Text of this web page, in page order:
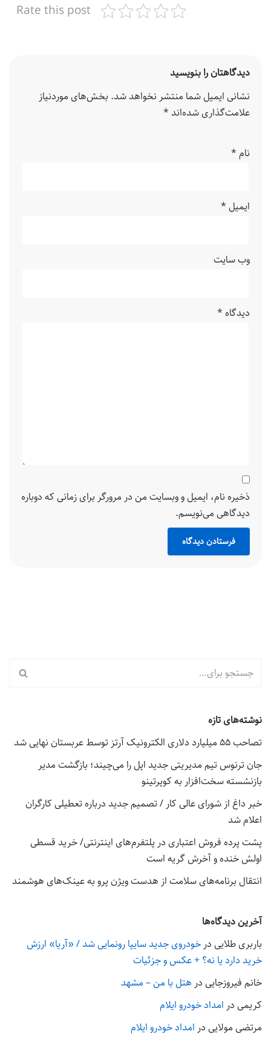
Rate this post
دیدگاهتان را بنویسید
نشانی ایمیل شما منتشر نخواهد شد. بخش‌های موردنیاز
علامت‌گذاری شده‌اند *
نام *
ایمیل *
وب‌ سایت
دیدگاه *
ذخیره نام، ایمیل و وبسایت من در مرورگر برای زمانی که دوباره
دیدگاهی می‌نویسم.
نوشته‌های تازه
تصاحب ۵۵ میلیارد دلاری الکترونیک آرتز توسط عربستان نهایی شد
جان ترنوس تیم مدیریتی جدید اپل را می‌چیند؛ بازگشت مدیر
بازنشسته سخت‌افزار به کوپرتینو
خبر داغ از شورای عالی کار / تصمیم جدید درباره تعطیلی کارگران
اعلام شد
پشت پرده فروش اعتباری در پلتفرم‌های اینترنتی/ خرید قسطی
اولش خنده و آخرش گریه است
انتقال برنامه‌های سلامت از هدست ویژن پرو به عینک‌های هوشمند
آخرین دیدگاه‌ها
باربری طلایی در خودروی جدید سایپا رونمایی شد / «آریا» ارزش
خرید دارد یا نه؟ + عکس و جزئیات
خانم فیروزجایی در هتل با من – مشهد
کریمی در امداد خودرو ایلام
مرتضی مولایی در امداد خودرو ایلام